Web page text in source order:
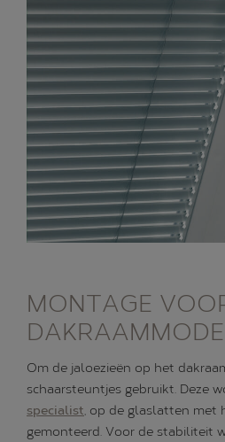
MONTAGE
Om de jaloezieën op het
schaarsteuntjes gebruikt. Deze
specialist, op de glaslatten met
gemonteerd. Voor de stabiliteit